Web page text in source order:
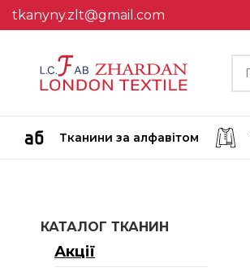
tkanyny.zlt@gmail.com
Тканини за алфавітом
КАТАЛОГ ТКАНИН
Акції